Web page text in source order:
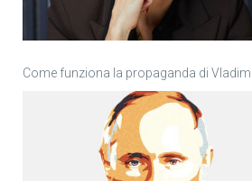
Come funziona la propaganda di